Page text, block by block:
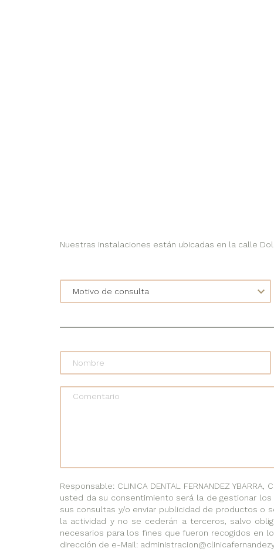
Nuestras instalaciones están ubicadas en la calle
Responsable: CLINICA DENTAL FERNANDEZ
usted da su consentimiento será la de gestionar
sus consultas y/o enviar publicidad de productos o
la actividad y no se cederán a terceros, salvo
necesarios para los fines que fueron recogidos en
dirección de e-Mail: